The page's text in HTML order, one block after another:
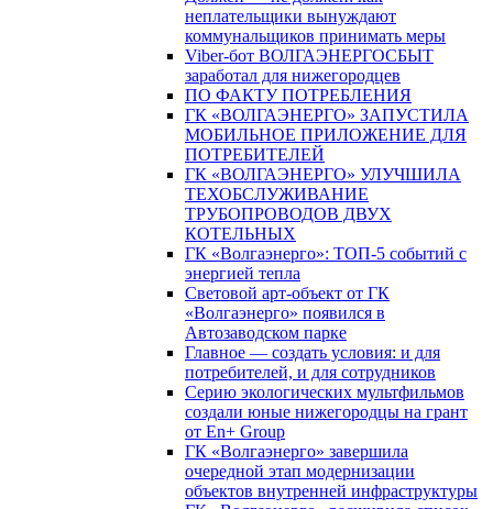
неплательщики вынуждают
коммунальщиков принимать меры
Viber-бот ВОЛГАЭНЕРГОСБЫТ
заработал для нижегородцев
ПО ФАКТУ ПОТРЕБЛЕНИЯ
ГК «ВОЛГАЭНЕРГО» ЗАПУСТИЛА
МОБИЛЬНОЕ ПРИЛОЖЕНИЕ ДЛЯ
ПОТРЕБИТЕЛЕЙ
ГК «ВОЛГАЭНЕРГО» УЛУЧШИЛА
ТЕХОБСЛУЖИВАНИЕ
ТРУБОПРОВОДОВ ДВУХ
КОТЕЛЬНЫХ
ГК «Волгаэнерго»: ТОП-5 событий с
энергией тепла
Световой арт-объект от ГК
«Волгаэнерго» появился в
Автозаводском парке
Главное — создать условия: и для
потребителей, и для сотрудников
Серию экологических мультфильмов
создали юные нижегородцы на грант
от En+ Group
ГК «Волгаэнерго» завершила
очередной этап модернизации
объектов внутренней инфраструктуры